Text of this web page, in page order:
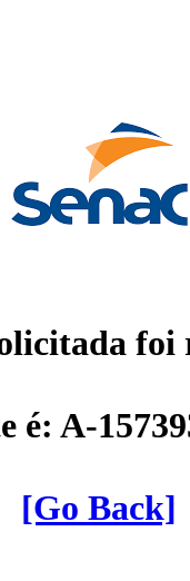
foi
é: A-
[Go Back]